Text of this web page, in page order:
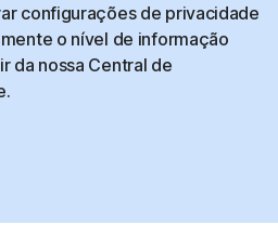
configurações de privacidade
o nível de informação
da nossa Central de